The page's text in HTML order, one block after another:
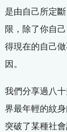
是由自己所定
限，除了你自
得現在的自己
因。
我們分享過八
界最年輕的紋
突破了某種社